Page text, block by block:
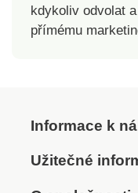
kdykoliv odvolat
přímému
Informace k
Užitečné